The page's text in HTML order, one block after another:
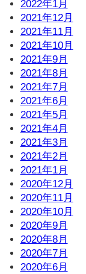
2022年1月
2021年12月
2021年11月
2021年10月
2021年9月
2021年8月
2021年7月
2021年6月
2021年5月
2021年4月
2021年3月
2021年2月
2021年1月
2020年12月
2020年11月
2020年10月
2020年9月
2020年8月
2020年7月
2020年6月